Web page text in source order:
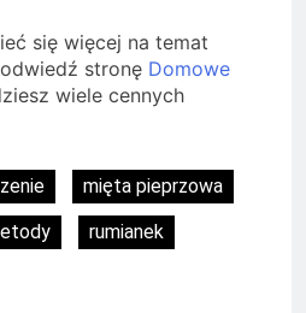
się więcej na temat
stronę Domowe
wiele cennych
mięta pieprzowa
rumianek